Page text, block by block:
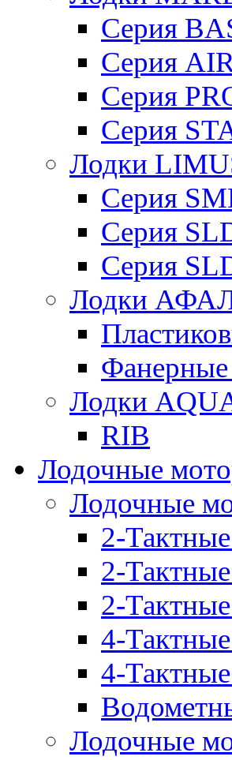
Серия
Серия
Серия
Серия
Лодки
Серия
Серия
Серия
Лодки
Лодки
RIB
Лодочные
Лодочные
2-
2-
2-
4-
4-
Лодочные